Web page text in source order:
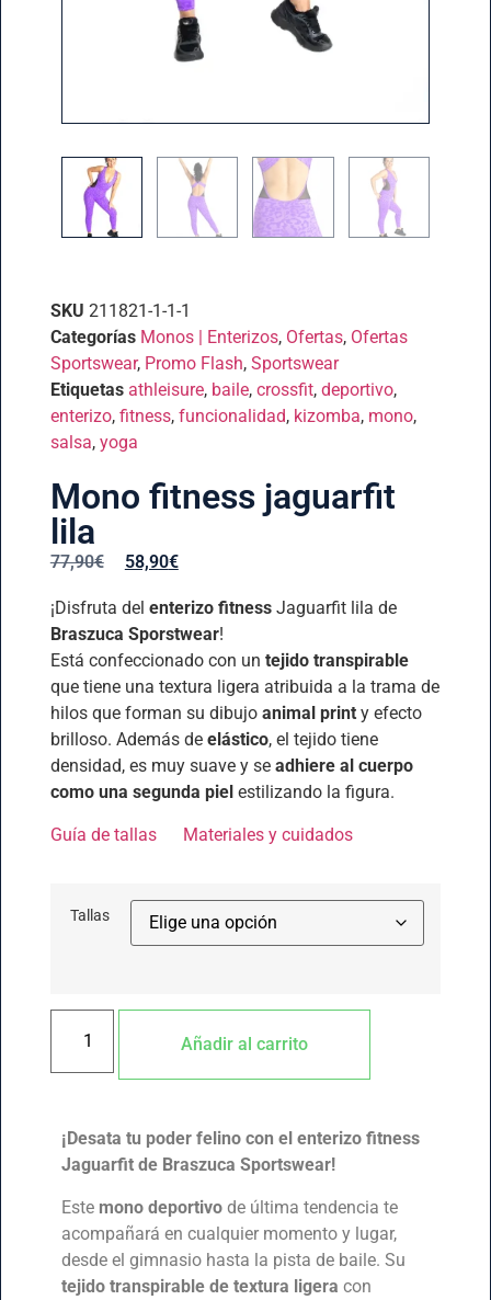
SKU 211821-1-1-1
Categorías Monos | Enterizos, Ofertas, Ofertas
Sportswear, Promo Flash, Sportswear
Etiquetas athleisure, baile, crossfit, deportivo,
enterizo, fitness, funcionalidad, kizomba, mono,
salsa, yoga
Mono fitness jaguarfit
lila
77,90€ 58,90€
¡Disfruta del enterizo fitnessJaguarfit lila de
Braszuca Sporstwear!
Está confeccionado con un tejido transpirable
que tiene una textura ligera atribuida a la trama de
hilos que forman su dibujo animal printy efecto
brilloso. Además de elástico, el tejido tiene
densidad, es muy suave y se adhiere al cuerpo
como una segunda piel estilizando la figura.
Guía de tallas Materiales y cuidados
Tallas
Añadir al carrito
¡Desata tu poder felino con el enterizo fitness
Jaguarfit de Braszuca Sportswear!
Este mono deportivode última tendencia te
acompañará en cualquier momento y lugar,
desde el gimnasio hasta la pista de baile. Su
tejido transpirable de textura ligera con